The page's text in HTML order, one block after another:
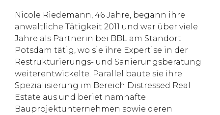
Nicole Riedemann, 46 Jahre, begann ihre
anwaltliche Tätigkeit 2011 und war über viele
Jahre als Partnerin bei BBL am Standort
Potsdam tätig, wo sie ihre Expertise in der
Restrukturierungs- und Sanierungsberatung
weiterentwickelte. Parallel baute sie ihre
Spezialisierung im Bereich Distressed Real
Estate aus und beriet namhafte
Bauprojektunternehmen sowie deren